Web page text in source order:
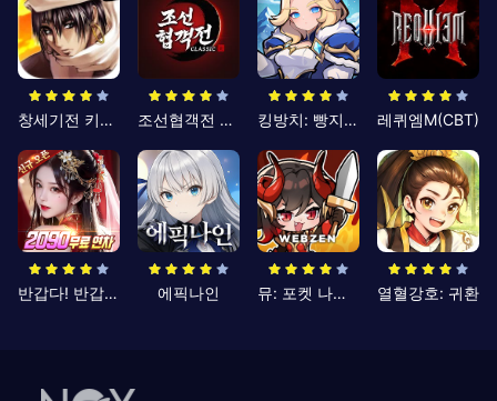
창세기전 키우기 조선협객전 클래식 킹방치: 빵지의 제왕 레퀴엠M(CBT)
반갑다! 반갑삼국지 에픽나인 뮤: 포켓 나이츠 열혈강호: 귀환